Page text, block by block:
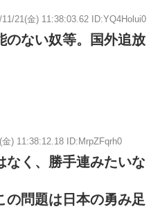
11/21(金) 11:38:03.62 ID:YQ4Holui0
のない奴等。国外追放
金) 11:38:12.18 ID:MrpZFqrh0
なく、勝手連みたいな
の問題は日本の勇み足